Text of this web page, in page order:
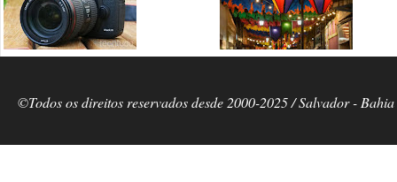
©Todos os direitos reservados desde 2000-2025 / Salvador -